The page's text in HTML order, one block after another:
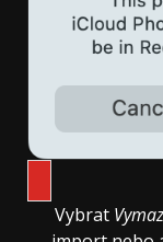
Vybrat